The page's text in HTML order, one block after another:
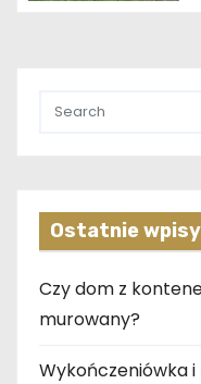
Ostatnie wpisy
Czy dom z
murowany?
Wykończeniówka